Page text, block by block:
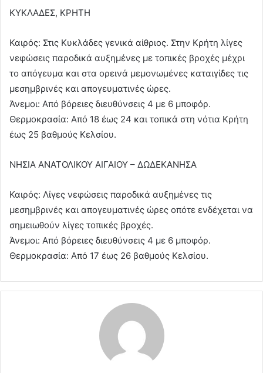
ΚΥΚΛΑΔΕΣ, ΚΡΗΤΗ
Καιρός: Στις Κυκλάδες γενικά αίθριος. Στην Κρήτη λίγες
νεφώσεις παροδικά αυξημένες με τοπικές βροχές μέχρι
το απόγευμα και στα ορεινά μεμονωμένες καταιγίδες τις
μεσημβρινές και απογευματινές ώρες.
Άνεμοι: Από βόρειες διευθύνσεις 4 με 6 μποφόρ.
Θερμοκρασία: Από 18 έως 24 και τοπικά στη νότια Κρήτη
έως 25 βαθμούς Κελσίου.
ΝΗΣΙΑ ΑΝΑΤΟΛΙΚΟΥ ΑΙΓΑΙΟΥ – ΔΩΔΕΚΑΝΗΣΑ
Καιρός: Λίγες νεφώσεις παροδικά αυξημένες τις
μεσημβρινές και απογευματινές ώρες οπότε ενδέχεται να
σημειωθούν λίγες τοπικές βροχές.
Άνεμοι: Από βόρειες διευθύνσεις 4 με 6 μποφόρ.
Θερμοκρασία: Από 17 έως 26 βαθμούς Κελσίου.